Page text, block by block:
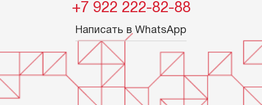
+7 922 222-82-88
Написать в WhatsApp